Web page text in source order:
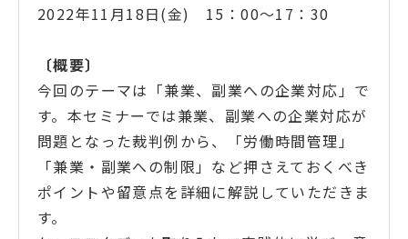
2022年11月18日(金) 15：00～17：30
〔概要〕
今回のテーマは「兼業、副業への企業対応」で
す。本セミナーでは兼業、副業への企業対応が
問題となった裁判例から、「労働時間管理」
「兼業・副業への制限」など押さえておくべき
ポイントや留意点を詳細に解説していただきま
す。